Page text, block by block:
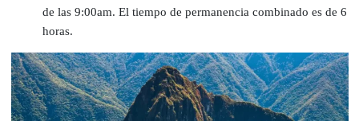
de las 9:00am. El tiempo de permanencia combinado es de 6
horas.